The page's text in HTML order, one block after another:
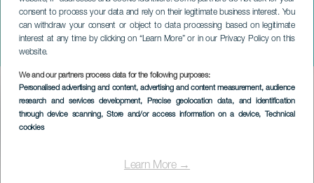
consent to process your data and rely on their legitimate business interest. You
can withdraw your consent or object to data processing based on legitimate
interest at any time by clicking on “Learn More” or in our Privacy Policy on this
website.
We and our partners process data for the following purposes:
Personalised advertising and content, advertising and content measurement, audience
research and services development, Precise geolocation data, and identification
through device scanning, Store and/or access information on a device, Technical
cookies
Learn More →
Romano Aspas
"Travesuras Tour"
TENERIFE
Imagen
Listado
EVENEMANGET HÅLLS